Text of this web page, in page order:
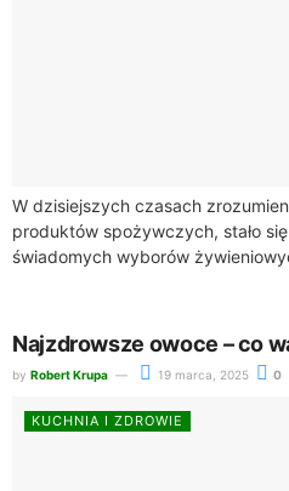
W dzisiejszych czasach
produktów spożywczych, stało
świadomych wyborów
Najzdrowsze owoce – co
by Robert Krupa 19 marca, 2025 0
KUCHNIA I ZDROWIE